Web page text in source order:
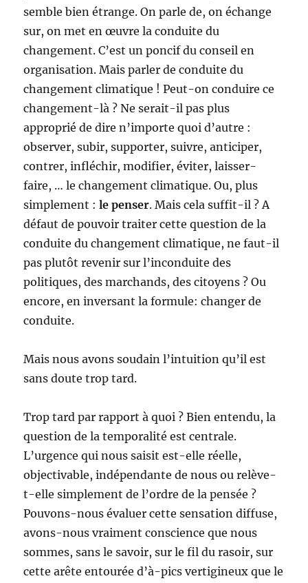
semble bien étrange. On parle de, on échange
sur, on met en œuvre la conduite du
changement. C’est un poncif du conseil en
organisation. Mais parler de conduite du
changement climatique ! Peut-on conduire ce
changement-là ? Ne serait-il pas plus
approprié de dire n’importe quoi d’autre :
observer, subir, supporter, suivre, anticiper,
contrer, infléchir, modifier, éviter, laisser-
faire, … le changement climatique. Ou, plus
simplement :le penser. Mais cela suffit-il ? A
défaut de pouvoir traiter cette question de la
conduite du changement climatique, ne faut-il
pas plutôt revenir sur l’inconduite des
politiques, des marchands, des citoyens ? Ou
encore, en inversant la formule: changer de
conduite.
Mais nous avons soudain l’intuition qu’il est
sans doute trop tard.
Trop tard par rapport à quoi ? Bien entendu, la
question de la temporalité est centrale.
L’urgence qui nous saisit est-elle réelle,
objectivable, indépendante de nous ou relève-
t-elle simplement de l’ordre de la pensée ?
Pouvons-nous évaluer cette sensation diffuse,
avons-nous vraiment conscience que nous
sommes, sans le savoir, sur le fil du rasoir, sur
cette arête entourée d’à-pics vertigineux que le